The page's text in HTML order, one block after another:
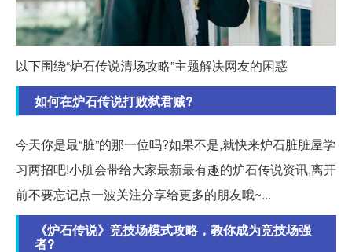
以下围绕“炉石传说清场攻略”主题解决网友的困惑
如何在炉石传说打败弑君贼?
今天你是最“脏”的那一位吗?如果不是,就快来炉石脏脏屋学
习两招吧!小脏会带给大家最新最有趣的炉石传说资讯,离开
前不要忘记点一波关注分享给更多的朋友哦~...
《炉石传说》竞技场模式攻略，教你成为竞技场强
者?